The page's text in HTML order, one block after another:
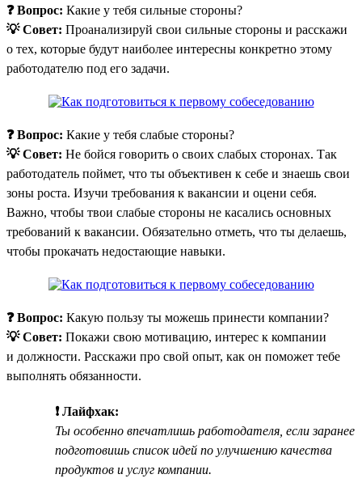
❓ Вопрос: Какие у тебя сильные стороны?
💡 Совет: Проанализируй свои сильные стороны и расскажи
о тех, которые будут наиболее интересны конкретно этому
работодателю под его задачи.
❓ Вопрос: Какие у тебя слабые стороны?
💡 Совет: Не бойся говорить о своих слабых сторонах. Так
работодатель поймет, что ты объективен к себе и знаешь свои
зоны роста. Изучи требования к вакансии и оцени себя.
Важно, чтобы твои слабые стороны не касались основных
требований к вакансии. Обязательно отметь, что ты делаешь,
чтобы прокачать недостающие навыки.
❓ Вопрос: Какую пользу ты можешь принести компании?
💡 Совет: Покажи свою мотивацию, интерес к компании
и должности. Расскажи про свой опыт, как он поможет тебе
выполнять обязанности.
❗ Лайфхак:
Ты особенно впечатлишь работодателя, если заранее
подготовишь список идей по улучшению качества
продуктов и услуг компании.